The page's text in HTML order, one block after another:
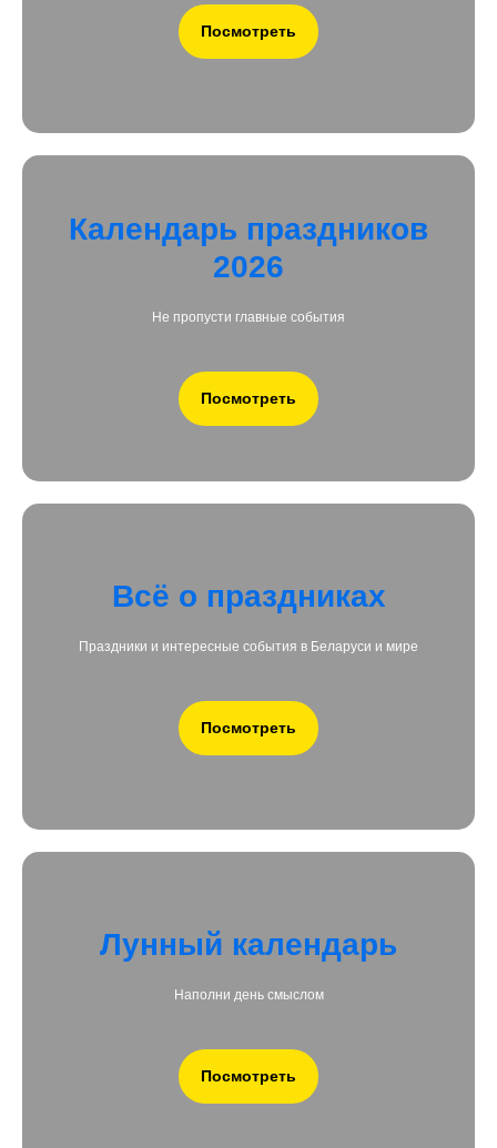
Посмотреть
Календарь праздников
2026
Не пропусти главные события
Посмотреть
Всё о праздниках
Праздники и интересные события в Беларуси и мире
Посмотреть
Лунный календарь
Наполни день смыслом
Посмотреть